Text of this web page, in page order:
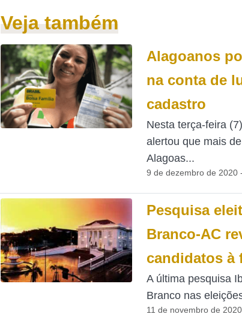
Veja também
Alagoanos
na conta de
cadastro
Nesta terça-feira
alertou que mais
Alagoas...
9 de dezembro de 2020
Pesquisa
Branco-AC
candidatos à
A última pesquisa
Branco nas
11 de novembro de